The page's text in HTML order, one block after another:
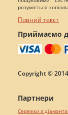
розуміється
Повний текст
Приймаємо
Copyright ©
Партнери
Сережки з